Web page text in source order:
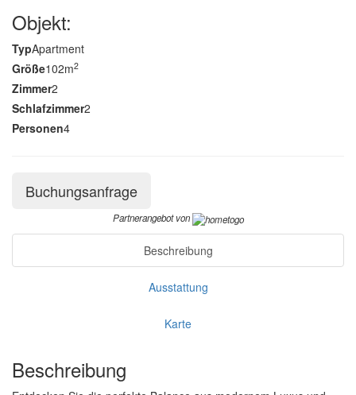
Objekt:
TypApartment
Größe102m2
Zimmer2
Schlafzimmer2
Personen4
Buchungsanfrage
Partnerangebot von
Beschreibung
Ausstattung
Karte
Beschreibung